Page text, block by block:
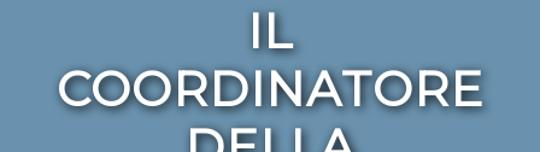
IL
COORDINATORE